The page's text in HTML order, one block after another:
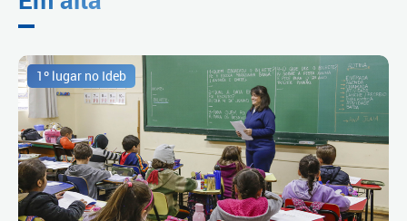
1º lugar no Ideb